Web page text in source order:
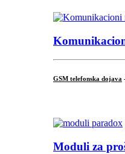
GSM telefonska dojava
Moduli za